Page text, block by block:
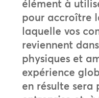
élément à
pour accroître
laquelle vos
reviennent
physiques et
expérience
en résulte sera